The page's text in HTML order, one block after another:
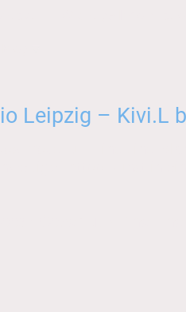
Leipzig – Kivi.L